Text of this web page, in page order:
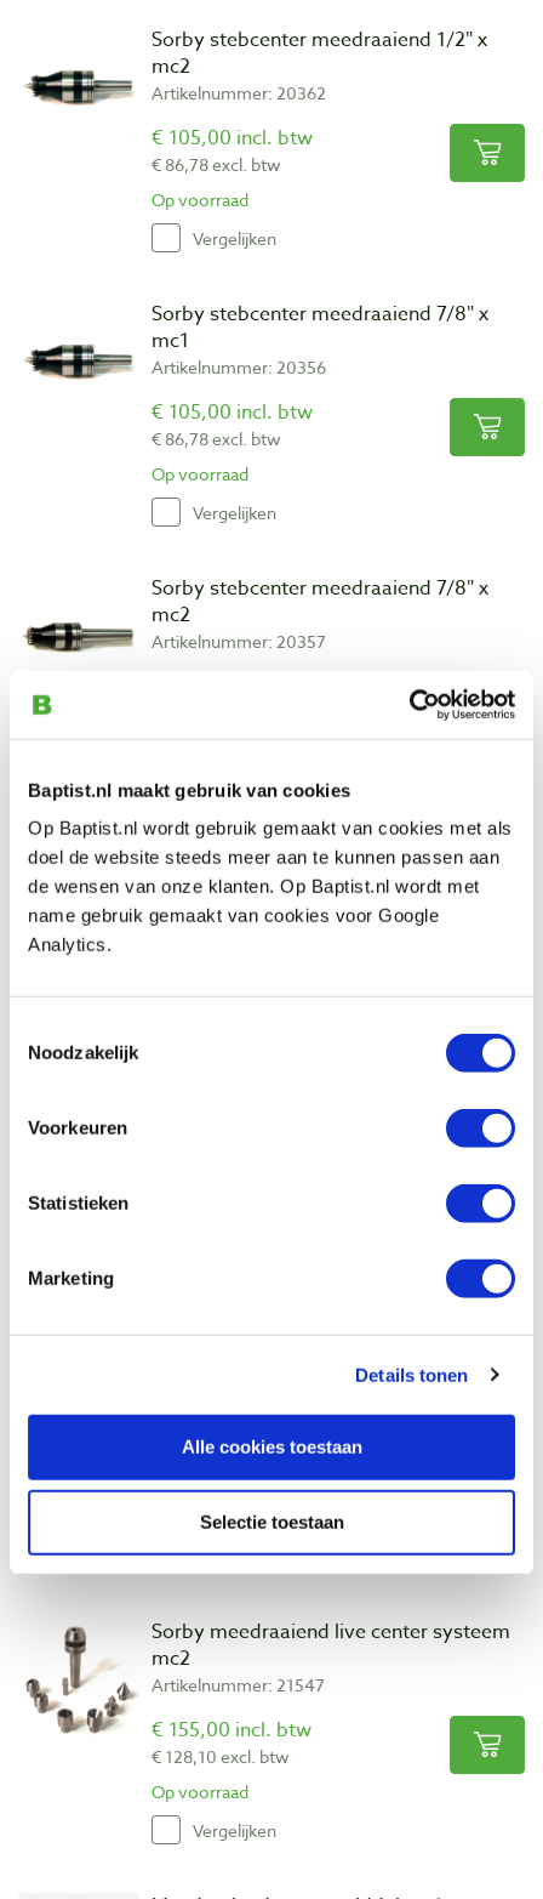
Baptist.nl maakt gebruik van cookies
Op Baptist.nl wordt gebruik gemaakt van cookies met als
doel de website steeds meer aan te kunnen passen aan
de wensen van onze klanten. Op Baptist.nl wordt met
name gebruik gemaakt van cookies voor Google
Analytics.
Noodzakelijk
Voorkeuren
Statistieken
Marketing
Details tonen
Alle cookies toestaan
Selectie toestaan
Sorby stebcenter meedraaiend 1/2″ x
mc2
Artikelnummer: 20362
€ 105,00 incl. btw
€ 86,78 excl. btw
Op voorraad
Vergelijken
Sorby stebcenter meedraaiend 7/8″ x
mc1
Artikelnummer: 20356
€ 105,00 incl. btw
€ 86,78 excl. btw
Op voorraad
Vergelijken
Sorby stebcenter meedraaiend 7/8″ x
mc2
Artikelnummer: 20357
Op voorraad
Vergelijken
Nieuw
Sorby precision boring system incl. as 1"
(25,4mm)
Artikelnummer: 19097
Oneway live center adapter M33 x 3,5
Teknatool Nova Live Center systeem
Artikelnummer: 24216
€ 98,80 incl. btw
€ 81,65 excl. btw
Op voorraad
Vergelijken
Sorby meedraaiend live center systeem
mc2
Artikelnummer: 21547
€ 155,00 incl. btw
€ 128,10 excl. btw
Op voorraad
Vergelijken